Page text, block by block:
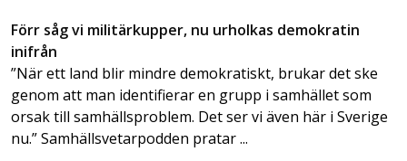
Förr såg vi militärkupper, nu urholkas demokratin
inifrån
”När ett land blir mindre demokratiskt, brukar det ske
genom att man identifierar en grupp i samhället som
orsak till samhällsproblem. Det ser vi även här i Sverige
nu.” Samhällsvetarpodden pratar ...